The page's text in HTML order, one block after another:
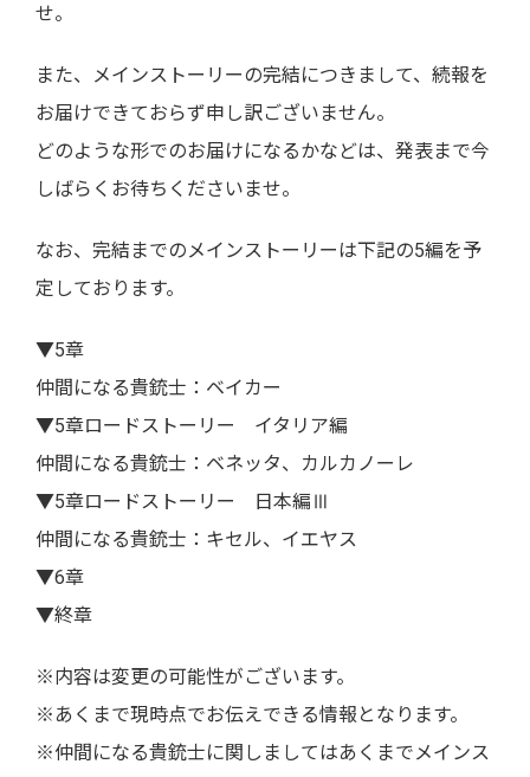
せ。
また、メインストーリーの完結につきまして、続報を
お届けできておらず申し訳ございません。
どのような形でのお届けになるかなどは、発表まで今
しばらくお待ちくださいませ。
なお、完結までのメインストーリーは下記の5編を予
定しております。
▼5章
仲間になる貴銃士：ベイカー
▼5章ロードストーリー イタリア編
仲間になる貴銃士：ベネッタ、カルカノーレ
▼5章ロードストーリー 日本編Ⅲ
仲間になる貴銃士：キセル、イエヤス
▼6章
▼終章
※内容は変更の可能性がございます。
※あくまで現時点でお伝えできる情報となります。
※仲間になる貴銃士に関しましてはあくまでメインス